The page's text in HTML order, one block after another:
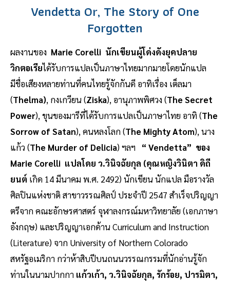
Vendetta Or, The Story of One
Forgotten
ผลงานของ Marie Corelli นักเขียนผู้โด่งดังยุคปลาย
วิกตอเรียได้รับการแปลเป็นภาษาไทยมากมายโดยนักแปล
มีชื่อเสียงหลายท่านที่คนไทยรู้จักกันดี อาทิเรื่อง เต็ลมา
(Thelma), กงเกวียน (Ziska), อานุภาพพิศวง (The Secret
Power), ขุนของมารีที่ได้รับการแปลเป็นภาษาไทย อาทิ (The
Sorrow of Satan), คนหลงโลก (The Mighty Atom), นาง
แก้ว (The Murder of Delicia) ฯลฯ “ Vendetta” ของ
Marie Corelli แปลโดย ว.วินิจฉัยกุล (คุณหญิงวินิตา ดิถี
ยนต์ เกิด 14 มีนาคม พ.ศ. 2492) นักเขียน นักแปล มือรางวัล
ศิลปินแห่งชาติ สาขาวรรณศิลป์ ประจำปี 2547 สำเร็จปริญญา
ตรีจาก คณะอักษรศาสตร์ จุฬาลงกรณ์มหาวิทยาลัย (เอกภาษา
อังกฤษ) และปริญญาเอกด้าน Curriculum and Instruction
(Literature) จาก University of Northern Colorado
สหรัฐอเมริกา กว่าห้าสิบปีบนถนนวรรณกรรมที่นักอ่านรู้จัก
ท่านในนามปากกา แก้วเก้า, ว.วินิจฉัยกุล, รักร้อย, ปารมิตา,